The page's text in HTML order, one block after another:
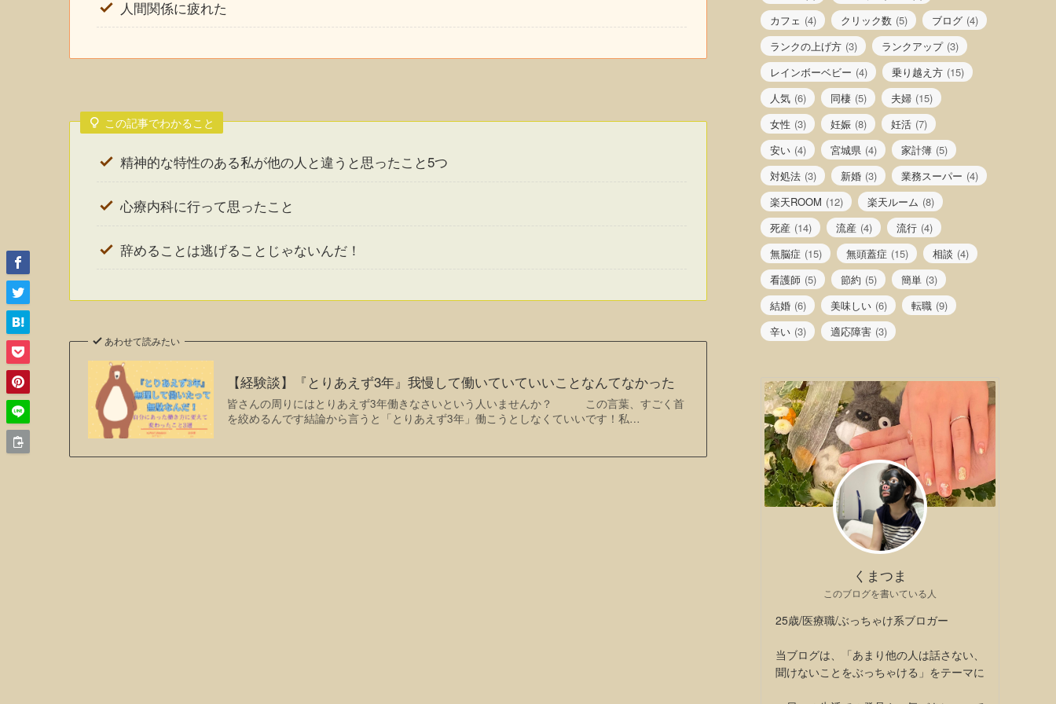
人間関係に疲れた
この記事でわかること
精神的な特性のある私が他の人と違うと思ったこと5つ
心療内科に行って思ったこと
辞めることは逃げることじゃないんだ！
あわせて読みたい
【経験談】『とりあえず3年』我慢して働いていていいことなんてなかった
皆さんの周りにはとりあえず3年働きなさいという人いませんか？ この言葉、すごく首
を絞めるんです結論から言うと「とりあえず3年」働こうとしなくていいです！私…
カフェ (4) クリック数 (5) ブログ (4)
ランクの上げ方 (3) ランクアップ (3)
レインボーベビー (4) 乗り越え方 (15)
人気 (6) 同棲 (5) 夫婦 (15)
女性 (3) 妊娠 (8) 妊活 (7)
安い (4) 宮城県 (4) 家計簿 (5)
対処法 (3) 新婚 (3) 業務スーパー (4)
楽天ROOM (12) 楽天ルーム (8)
死産 (14) 流産 (4) 流行 (4)
無脳症 (15) 無頭蓋症 (15) 相談 (4)
看護師 (5) 節約 (5) 簡単 (3)
結婚 (6) 美味しい (6) 転職 (9)
辛い (3) 適応障害 (3)
くまつま
このブログを書いている人
25歳/医療職/ぶっちゃけ系ブロガー
当ブログは、「あまり他の人は話さない、
聞けないことをぶっちゃける」をテーマに